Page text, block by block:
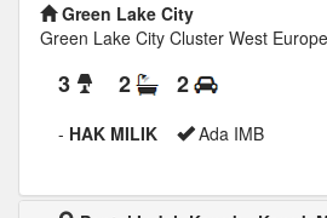
Green Lake City
Green Lake City Cluster West
3 2 2
- HAK MILIK Ada IMB